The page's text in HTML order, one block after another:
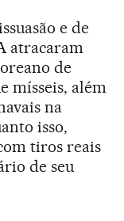
e de
atracaram
de
mísseis, além
na
isso,
tiros reais
de seu